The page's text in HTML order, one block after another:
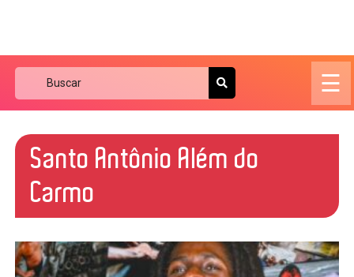
☰
Santo Antônio Além do
Carmo